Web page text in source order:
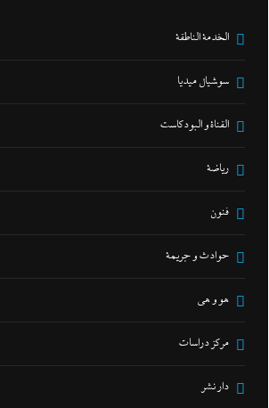
الخدمة الناطقة
سوشيال ميديا
القناة و البودكاست
رياضة
فنون
حوادث و جريمة
هو و هي
مركز دراسات
دار نشر